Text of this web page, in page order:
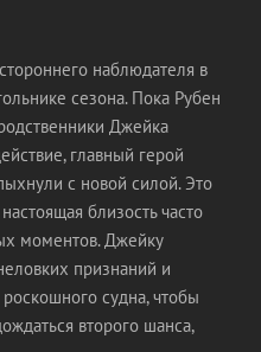
наблюдателя в
сезона. Пока Рубен
Джейка
главный герой
с новой силой. Это
близость часто
моментов. Джейку
признаний и
судна, чтобы
второго шанса,